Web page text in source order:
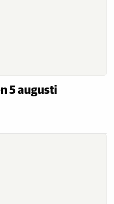
5 augusti